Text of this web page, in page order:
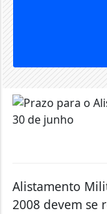
Alistamento
2008 devem se